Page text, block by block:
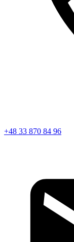
+48 33 870 84 96